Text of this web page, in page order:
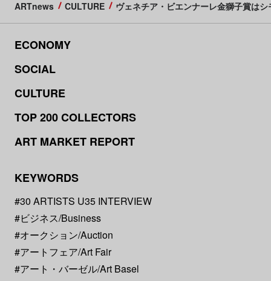
ARTnews CULTURE ヴェネチア・ビエンナーレ金獅子賞は
ECONOMY
SOCIAL
CULTURE
TOP 200 COLLECTORS
ART MARKET REPORT
KEYWORDS
#30 ARTISTS U35 INTERVIEW
#ビジネス/Business
#オークション/Auction
#アートフェア/Art Fair
#アート・バーゼル/Art Basel